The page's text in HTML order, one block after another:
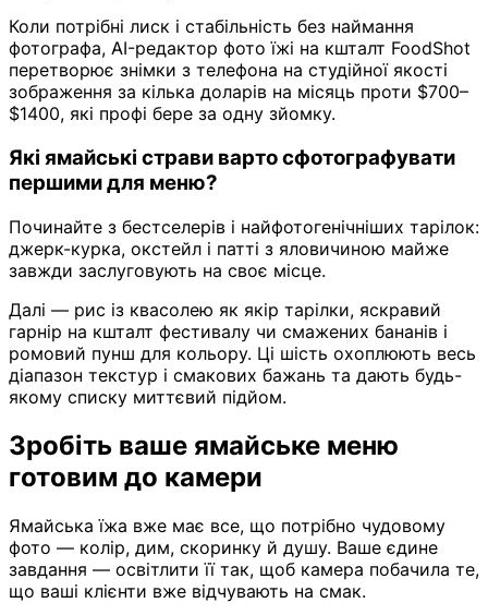
Коли потрібні лиск і стабільність без наймання
фотографа, AI-редактор фото їжі на кшталт FoodShot
перетворює знімки з телефона на студійної якості
зображення за кілька доларів на місяць проти $700–
$1400, які профі бере за одну зйомку.
Які ямайські страви варто сфотографувати
першими для меню?
Починайте з бестселерів і найфотогенічніших тарілок:
джерк-курка, окстейл і патті з яловичиною майже
завжди заслуговують на своє місце.
Далі — рис із квасолею як якір тарілки, яскравий
гарнір на кшталт фестивалу чи смажених бананів і
ромовий пунш для кольору. Ці шість охоплюють весь
діапазон текстур і смакових бажань та дають будь-
якому списку миттєвий підйом.
Зробіть ваше ямайське меню
готовим до камери
Ямайська їжа вже має все, що потрібно чудовому
фото — колір, дим, скоринку й душу. Ваше єдине
завдання — освітлити її так, щоб камера побачила те,
що ваші клієнти вже відчувають на смак.